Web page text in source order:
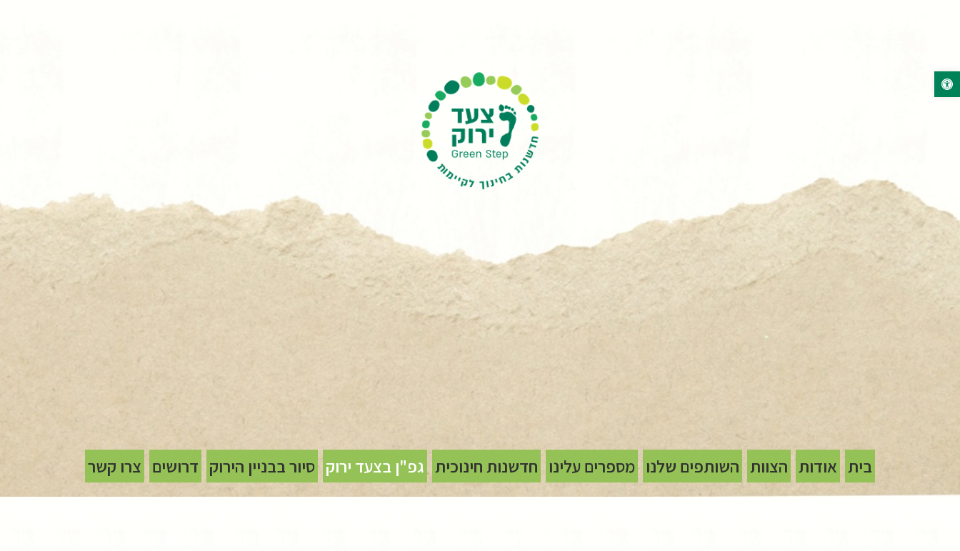
פתח סרגל נגישות
בית אודות הצוות השותפים שלנו מספרים עלינו חדשנות חינוכית גפ"ן בצעד ירוק סיור בבניין הירוק דרושים צרו קשר